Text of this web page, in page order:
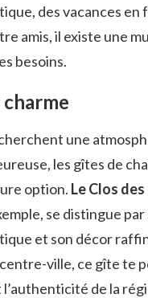
des vacances en
amis, il existe une
besoins.
une
les gîtes de
option. Le Clos des
se distingue par
et son décor
ville, ce gîte te
de la